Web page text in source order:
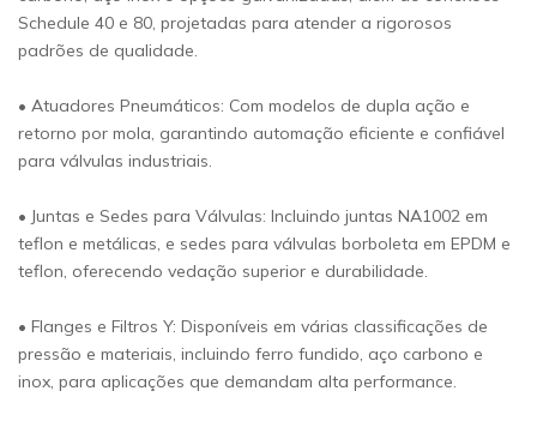
Schedule 40 e 80, projetadas para atender a rigorosos
padrões de qualidade.
• Atuadores Pneumáticos: Com modelos de dupla ação e
retorno por mola, garantindo automação eficiente e confiável
para válvulas industriais.
• Juntas e Sedes para Válvulas: Incluindo juntas NA1002 em
teflon e metálicas, e sedes para válvulas borboleta em EPDM e
teflon, oferecendo vedação superior e durabilidade.
• Flanges e Filtros Y: Disponíveis em várias classificações de
pressão e materiais, incluindo ferro fundido, aço carbono e
inox, para aplicações que demandam alta performance.